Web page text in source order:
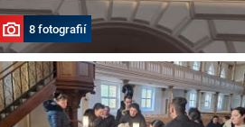
8 fotografií